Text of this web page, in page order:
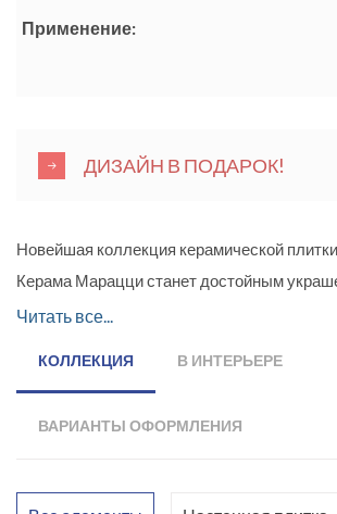
Применение:
ДИЗАЙН В ПОДАРОК!
Новейшая коллекция керамической
Керама Марацци станет достойным
любого помещения. В коллекции
фактура в сочетании с твёрдой и прочной
по стилю интерьерах. Плиты для стен
Читать все...
КОЛЛЕКЦИЯ В ИНТЕРЬЕРЕ
ВАРИАНТЫ ОФОРМЛЕНИЯ